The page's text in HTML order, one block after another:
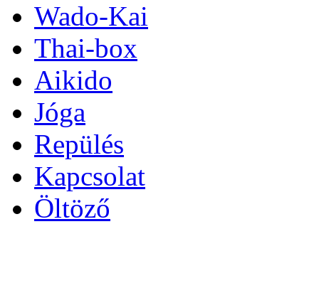
Wado-Kai
Thai-box
Aikido
Jóga
Repülés
Kapcsolat
Öltöző